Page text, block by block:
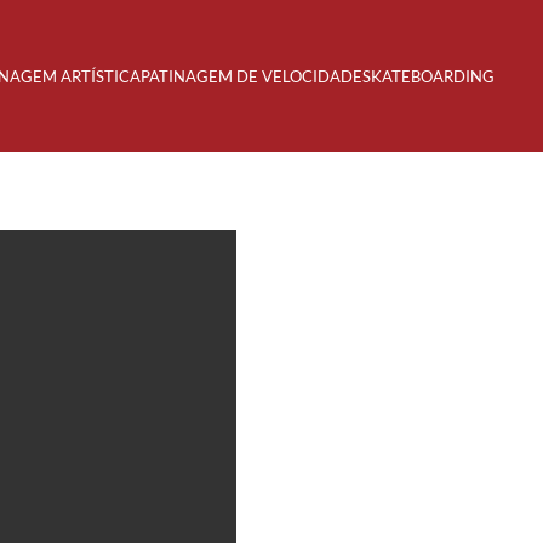
ARTÍSTICAPATINAGEM DE VELOCIDADESKATEBOARDING